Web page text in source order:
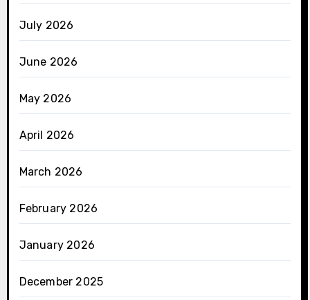
July 2026
June 2026
May 2026
April 2026
March 2026
February 2026
January 2026
December 2025